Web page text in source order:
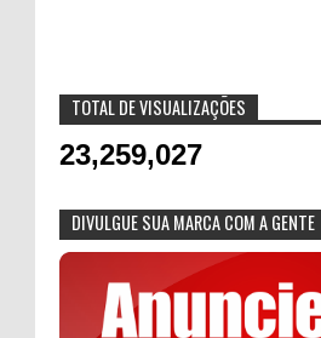
TOTAL DE VISUALIZAÇÕES
23,259,027
DIVULGUE SUA MARCA COM A GENTE